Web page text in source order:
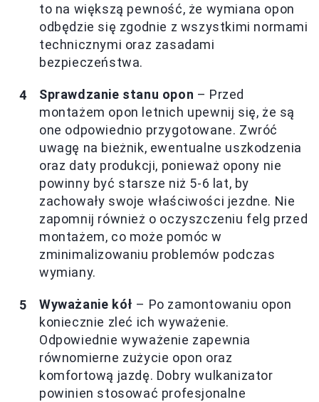
to na większą pewność, że wymiana opon
odbędzie się zgodnie z wszystkimi normami
technicznymi oraz zasadami
bezpieczeństwa.
Sprawdzanie stanu opon – Przed
montażem opon letnich upewnij się, że są
one odpowiednio przygotowane. Zwróć
uwagę na bieżnik, ewentualne uszkodzenia
oraz daty produkcji, ponieważ opony nie
powinny być starsze niż 5-6 lat, by
zachowały swoje właściwości jezdne. Nie
zapomnij również o oczyszczeniu felg przed
montażem, co może pomóc w
zminimalizowaniu problemów podczas
wymiany.
Wyważanie kół – Po zamontowaniu opon
koniecznie zleć ich wyważenie.
Odpowiednie wyważenie zapewnia
równomierne zużycie opon oraz
komfortową jazdę. Dobry wulkanizator
powinien stosować profesjonalne